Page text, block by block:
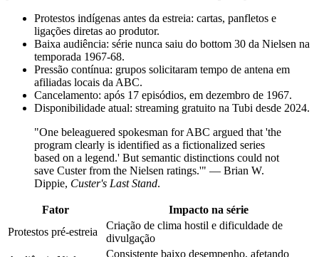
Protestos indígenas antes da estreia: cartas, panfletos e
ligações diretas ao produtor.
Baixa audiência: série nunca saiu do bottom 30 da Nielsen na
temporada 1967‑68.
Pressão contínua: grupos solicitaram tempo de antena em
afiliadas locais da ABC.
Cancelamento: após 17 episódios, em dezembro de 1967.
Disponibilidade atual: streaming gratuito na Tubi desde 2024.
"One beleaguered spokesman for ABC argued that 'the
program clearly is identified as a fictionalized series
based on a legend.' But semantic distinctions could not
save Custer from the Nielsen ratings.'" — Brian W.
Dippie, Custer's Last Stand.
Fator
Impacto na série
Protestos pré‑estreia
Criação de clima hostil e dificuldade de
divulgação
Consistente baixo desempenho, afetando